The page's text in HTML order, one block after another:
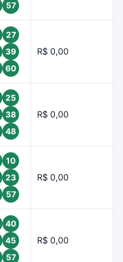
57
27
39
60
R$ 0,00
25
38
48
R$ 0,00
10
23
57
R$ 0,00
40
45
57
R$ 0,00